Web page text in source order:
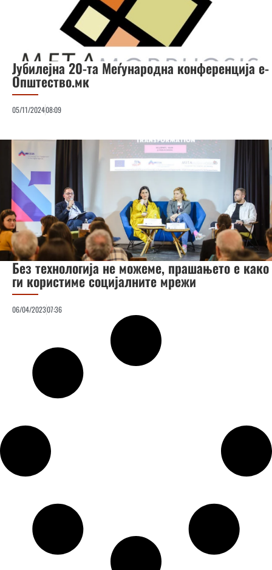
Јубилејна 20-та Меѓународна конференција е-
Општество.мк
05/11/202408:09
Без технологија не можеме, прашањето е како
ги користиме социјалните мрежи
06/04/202307:36